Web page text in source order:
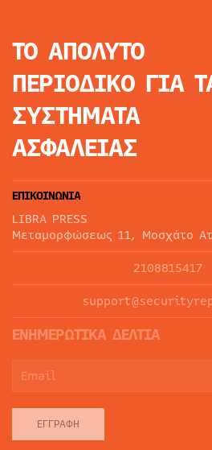
ΤΟ ΑΠΟΛΥΤΟ
ΠΕΡΙΟΔΙΚΟ ΓΙΑ
ΣΥΣΤΗΜΑΤΑ
ΑΣΦΑΛΕΙΑΣ
ΕΠΙΚΟΙΝΩΝΙΑ
LIBRA PRESS
Μεταμορφώσεως 11, Μοσχάτο
2108815417
ΕΝΗΜΕΡΩΤΙΚΑ ΔΕΛΤΙΑ
ΕΓΓΡΑΦΉ